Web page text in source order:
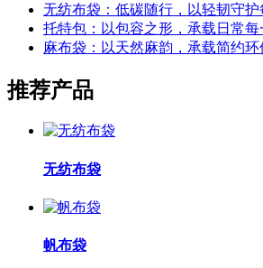
无纺布袋：低碳随行，以轻韧守护
托特包：以包容之形，承载日常每
麻布袋：以天然麻韵，承载简约
推荐产品
无纺布袋
帆布袋